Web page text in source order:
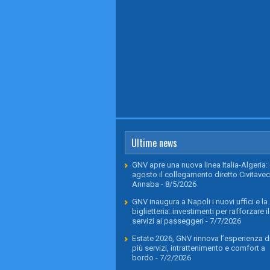
Ultime news
GNV apre una nuova linea Italia-Algeria:
agosto il collegamento diretto
Annaba - 8/5/2026
GNV inaugura a Napoli i nuovi uffici e la
biglietteria: investimenti per rafforzare
servizi ai passeggeri - 7/7/2026
Estate 2026, GNV rinnova l’esperienza
più servizi, intrattenimento e comfort a
bordo - 7/2/2026